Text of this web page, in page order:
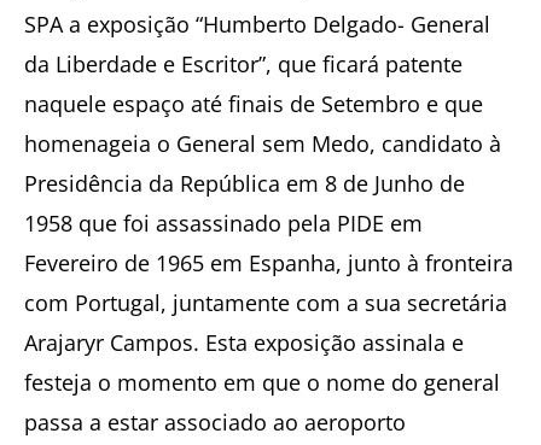
SPA a exposição “Humberto Delgado- General
da Liberdade e Escritor”, que ficará patente
naquele espaço até finais de Setembro e que
homenageia o General sem Medo, candidato à
Presidência da República em 8 de Junho de
1958 que foi assassinado pela PIDE em
Fevereiro de 1965 em Espanha, junto à fronteira
com Portugal, juntamente com a sua secretária
Arajaryr Campos. Esta exposição assinala e
festeja o momento em que o nome do general
passa a estar associado ao aeroporto